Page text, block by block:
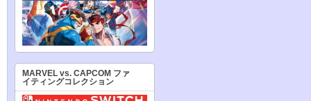
MARVEL vs. CAPCOM ファ
イティングコレクション